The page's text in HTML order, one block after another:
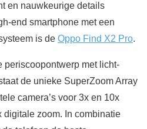
en nauwkeurige details
end smartphone met een
is de Oppo Find X2 Pro.
periscoopontwerp met licht-
de unieke SuperZoom Array
camera’s voor 3x en 10x
digitale zoom. In combinatie